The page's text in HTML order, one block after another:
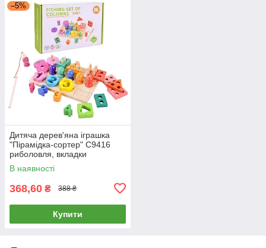
–5%
Дитяча дерев'яна іграшка
"Пірамідка-сортер" C9416
риболовля, вкладки
В наявності
368,60 ₴ 388 ₴
Купити